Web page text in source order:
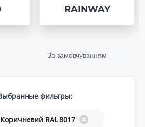
RAINWAY
За замовчуванням
фильтры:
Коричневий RAL 8017